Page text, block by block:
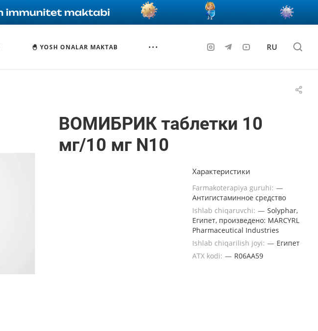
🐣 YOSH ONALAR MAKTAB RU
ВОМИБРИК таблетки 10
мг/10 мг N10
Характеристики
Farmakoterapiya guruhi: —
Антигистаминное средство
Ishlab chiqaruvchi: — Solyphar,
Египет, произведено: MARCYRL
Pharmaceutical Industries
Ishlab chiqarilish joyi: — Египет
ATX kodi: — R06AA59